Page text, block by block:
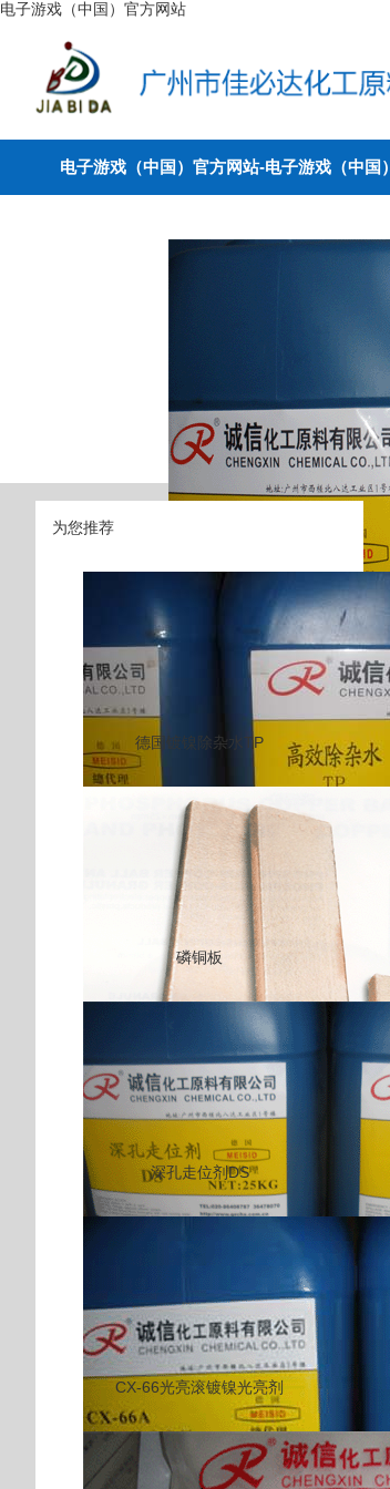
电子游戏（中国）官方网站
电子游戏（中国）官方网站-电子游戏（中国）
为您推荐
德国镀镍除杂水TP
磷铜板
深孔走位剂DS
CX-66光亮滚镀镍光亮剂